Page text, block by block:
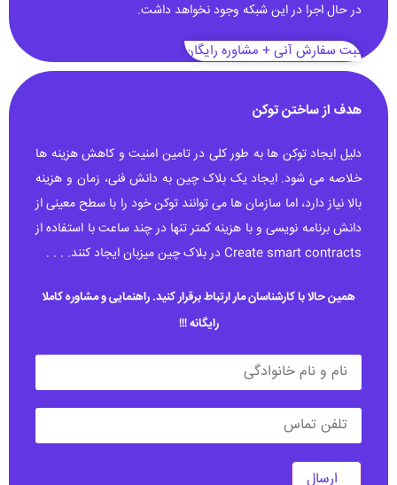
در حال اجرا در این شبکه وجود نخواهد داشت.
ثبت سفارش آنی + مشاوره رایگان
هدف از ساختن توکن
دلیل ایجاد توکن ها به طور کلی در تامین امنیت و کاهش هزینه ها
خلاصه می شود. ایجاد یک بلاک چین به دانش فنی، زمان و هزینه
بالا نیاز دارد، اما سازمان ها می توانند توکن خود را با سطح معینی از
دانش برنامه نویسی و با هزینه کمتر تنها در چند ساعت با استفاده از
Create smart contracts در بلاک چین میزبان ایجاد کنند. . . .
همین حالا با کارشناسان مار ارتباط برقرار کنید. راهنمایی و مشاوره کاملا
رایگانه !!!
ارسال